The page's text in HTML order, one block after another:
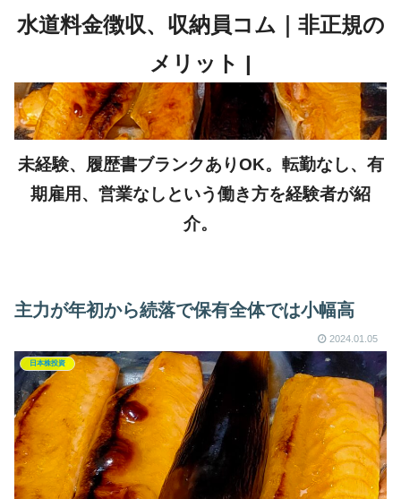
未経験、履歴書ブランクありOK。転勤なし、有
期雇用、営業なしという働き方を経験者が紹
介。
主力が年初から続落で保有全体では小幅高
2024.01.05
日本株投資